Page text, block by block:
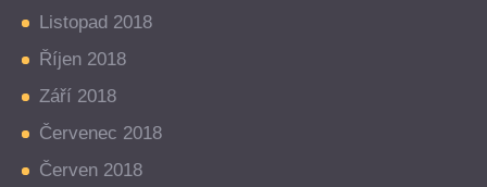
Listopad 2018
Říjen 2018
Září 2018
Červenec 2018
Červen 2018